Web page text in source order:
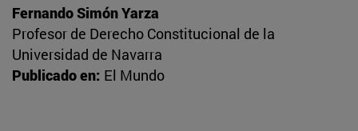
Fernando Simón Yarza
Profesor de Derecho Constitucional de la
Universidad de Navarra
Publicado en: El Mundo